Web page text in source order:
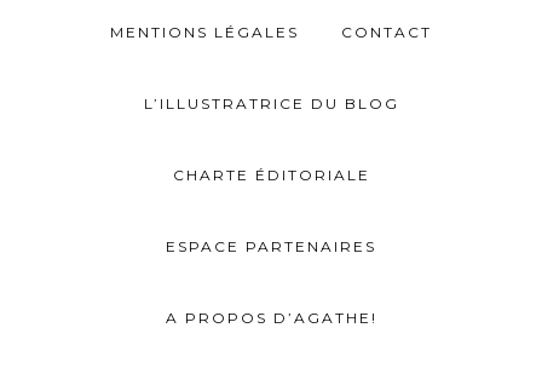
MENTIONS LÉGALES CONTACT
L’ILLUSTRATRICE DU BLOG
CHARTE ÉDITORIALE
ESPACE PARTENAIRES
A PROPOS D’AGATHE!